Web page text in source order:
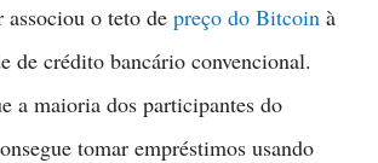
o teto de preço do Bitcoin à
de crédito bancário convencional.
a maioria dos participantes do
tomar empréstimos usando